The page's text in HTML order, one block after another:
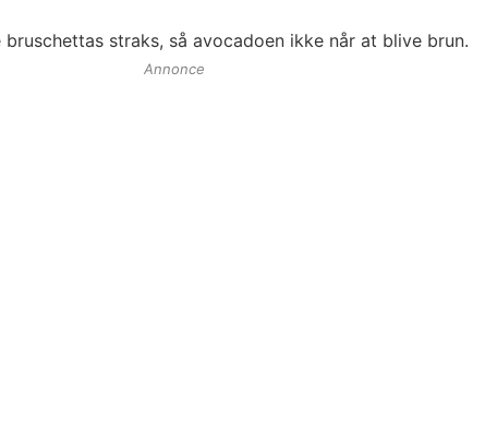
straks, så avocadoen ikke når at blive brun.
Annonce